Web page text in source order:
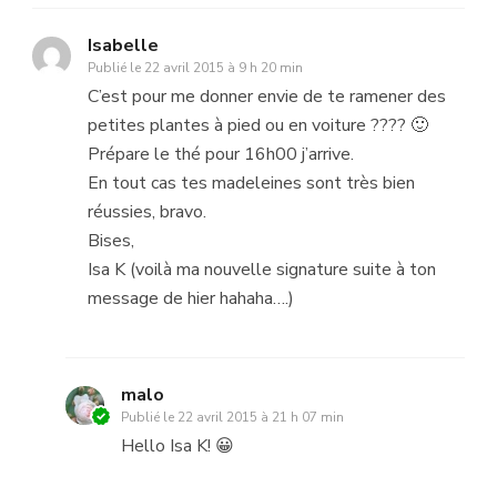
Isabelle
Publié le 22 avril 2015 à 9 h 20 min
C’est pour me donner envie de te ramener des
petites plantes à pied ou en voiture ???? 🙂
Prépare le thé pour 16h00 j’arrive.
En tout cas tes madeleines sont très bien
réussies, bravo.
Bises,
Isa K (voilà ma nouvelle signature suite à ton
message de hier hahaha….)
malo
Publié le 22 avril 2015 à 21 h 07 min
Hello Isa K! 😀